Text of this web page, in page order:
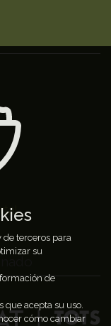
de terceros para
su
de
que acepta su uso.
cómo cambiar